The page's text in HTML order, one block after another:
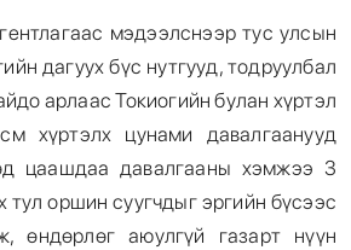
мэдээлснээр тус улсын
дагуух бүс нутгууд, тодруулбал
арлаас Токиогийн булан хүртэл
хүртэлх цунами давалгаанууд
цаашдаа давалгааны хэмжээ 3
тул оршин суугчдыг эргийн бүсээс
өндөрлөг аюулгүй газарт нүүн